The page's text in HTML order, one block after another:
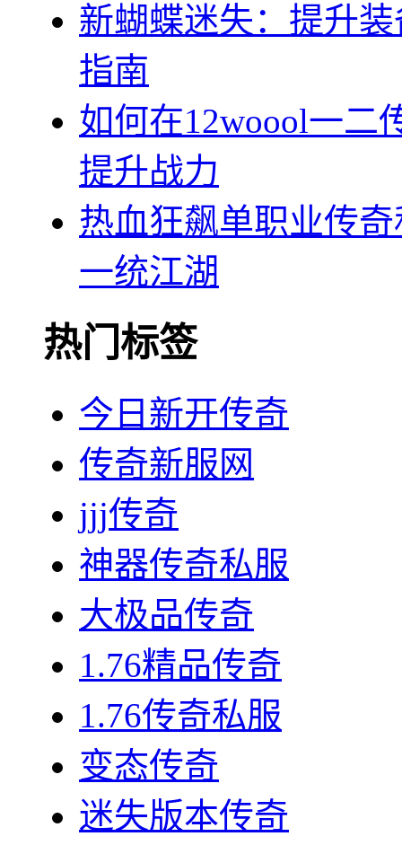
新蝴蝶迷失：提升
指南
如何在12woool一二
提升战力
热血狂飙单职业传
一统江湖
热门标签
今日新开传奇
传奇新服网
jjj传奇
神器传奇私服
大极品传奇
1.76精品传奇
1.76传奇私服
变态传奇
迷失版本传奇